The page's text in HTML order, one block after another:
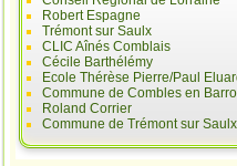
Robert Espagne
Trémont sur Saulx
CLIC Aînés Comblais
Cécile Barthélémy
Ecole Thérèse Pierre/Paul
Commune de Combles en
Roland Corrier
Commune de Trémont sur Saulx